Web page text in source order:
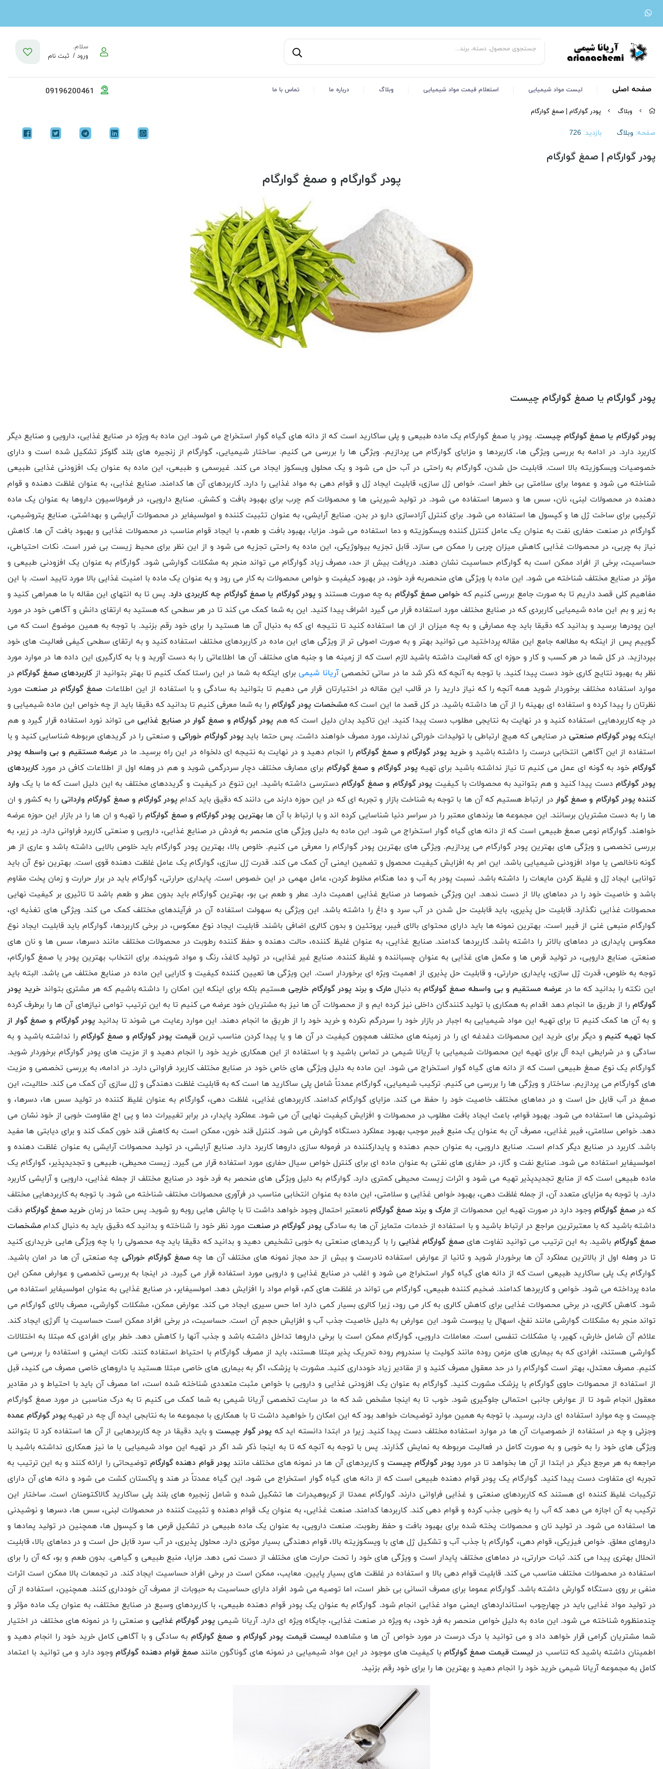
سلام.
ورود / ثبت نام
صفحه اصلی لیست مواد شیمیایی استعلام قیمت مواد شیمیایی وبلاگ درباره ما تماس با ما
وبلاگ پودر گوارگام | صمغ گوارگام
صفحه: وبلاگ بازدید: 726
پودر گوارگام | صمغ گوارگام
پودر گوارگام و صمغ گوارگام
پودر گوارگام یا صمغ گوارگام چیست
پودر گوارگام یا صمغ گوارگام چیست. پودر یا صمغ گوارگام یک ماده طبیعی و پلی ساکارید است که از دانه های گیاه گوار استخراج می شود. این ماده به ویژه در صنایع غذایی، دارویی و صنایع دیگر
کاربرد دارد. در ادامه به بررسی ویژگی ها، کاربردها و مزایای گوارگام می پردازیم. ویژگی ها را بررسی می کنیم. ساختار شیمیایی، گوارگام از زنجیره های بلند گلوکز تشکیل شده است و دارای
خصوصیات ویسکوزیته بالا است. قابلیت حل شدن، گوارگام به راحتی در آب حل می شود و یک محلول ویسکوز ایجاد می کند. غیرسمی و طبیعی، این ماده به عنوان یک افزودنی غذایی طبیعی
شناخته می شود و عموما برای سلامتی بی خطر است. خواص ژل سازی، قابلیت ایجاد ژل و قوام دهی به مواد غذایی را دارد. کاربردهای آن ها کدامند. صنایع غذایی، به عنوان غلظت دهنده و قوام
دهنده در محصولات لبنی، نان، سس ها و دسرها استفاده می شود. در تولید شیرینی ها و محصولات کم چرب برای بهبود بافت و کشش. صنایع دارویی، در فرمولاسیون داروها به عنوان یک ماده
ترکیبی برای ساخت ژل ها و کپسول ها استفاده می شود. برای کنترل آزادسازی دارو در بدن. صنایع آرایشی، به عنوان تثبیت کننده و امولسیفایر در محصولات آرایشی و بهداشتی. صنایع پتروشیمی،
گوارگام در صنعت حفاری نفت به عنوان یک عامل کنترل کننده ویسکوزیته و دما استفاده می شود. مزایا، بهبود بافت و طعم، با ایجاد قوام مناسب در محصولات غذایی و بهبود بافت آن ها. کاهش
نیاز به چربی، در محصولات غذایی کاهش میزان چربی را ممکن می سازد. قابل تجزیه بیولوژیکی، این ماده به راحتی تجزیه می شود و از این نظر برای محیط زیست بی ضرر است. نکات احتیاطی،
حساسیت، برخی از افراد ممکن است به گوارگام حساسیت نشان دهند. دریافت بیش از حد، مصرف زیاد گوارگام می تواند منجر به مشکلات گوارشی شود. گوارگام به عنوان یک افزودنی طبیعی و
مؤثر در صنایع مختلف شناخته می شود. این ماده با ویژگی های منحصربه فرد خود، در بهبود کیفیت و خواص محصولات به کار می رود و به عنوان یک ماده با امنیت غذایی بالا مورد تایید است. با این
مفاهیم کلی قصد داریم تا به صورت جامع بررسی کنیم که خواص صمغ گوارگام به چه صورت هستند و پودر گوارگام یا صمغ گوارگام چه کاربردی دارد. پس تا به انتهای این مقاله با ما همراهی کنید و
به زیر و بم این ماده شیمیایی کاربردی که در صنایع مختلف مورد استفاده قرار می گیرد اشراف پیدا کنید. این به شما کمک می کند تا در هر سطحی که هستید به ارتقای دانش و آگاهی خود در مورد
این پودرها برسید و بدانید که دقیقا باید چه مصارفی و به چه میزان از ان ها استفاده کنید تا نتیجه ای که به دنبال آن ها هستید را برای خود رقم بزنید. با توجه به همین موضوع است که می
گوییم پس از اینکه به مطالعه جامع این مقاله پرداختید می توانید بهتر و به صورت اصولی تر از ویژگی های این ماده در کاربردهای مختلف استفاده کنید و به ارتقای سطحی کیفی فعالیت های خود
بپردازید. در کل شما در هر کسب و کار و حوزه ای که فعالیت داشته باشید لازم است که از زمینه ها و جنبه های مختلف آن ها اطلاعاتی را به دست آورید و با به کارگیری این داده ها در موارد مورد
نظر به بهبود نتایج کاری خود دست پیدا کنید. با توجه به آنچه که ذکر شد ما در ساتی تخصصی آریانا شیمی برای اینکه به شما در این راستا کمک کنیم تا بهتر بتوانید از کاربردهای صمغ گوارگام در
موارد استفاده مختلف برخوردار شوید همه آنچه را که نیاز دارید را در قالب این مقاله در اختیارتان قرار می دهیم تا بتوانید به سادگی و با استفاده از این اطلاعات صمغ گوارگام در صنعت مورد
نظرتان را پیدا کرده و استفاده ای بهینه را از آن ها داشته باشید. در کل قصد ما این است که مشخصات پودر گوارگام را به شما معرفی کنیم تا بدانید که دقیقا باید از چه خواص این ماده شیمیایی و
در چه کاربردهایی استفاده کنید و در نهایت به نتایجی مطلوب دست پیدا کنید. این تاکید بدان دلیل است که هم پودر گوارگام و صمغ گوار در صنایع غذایی می تواند نورد استفاده قرار گیرد و هم
اینکه پودر گوارگام صنعتی در صنایعی که هیچ ارتباطی با تولیدات خوراکی ندارند، مورد مصرف خواهند داشت. پس حتما بایدپودر گوارگام خوراکی و صنعتی را در گریدهای مربوطه شناسایی کنید و با
استفاده از این آگاهی انتخابی درست را داشته باشید و خرید پودر گوارگام و صمغ گوارگام را انجام دهید و در نهایت به نتیجه ای دلخواه در این راه برسید. ما در عرضه مستقیم و بی واسطه پودر
گوارگام خود به گونه ای عمل می کنیم تا نیاز نداشته باشید برای تهیه پودر گوارگام و صمغ گوارگام برای مصارف مختلف دچار سردرگمی شوید و هم در وهله اول از اطلاعات کافی در مورد کاربردهای
پودر گوارگام دست پیدا کنید و هم بتوانید به محصولات با کیفیت پودر گوارگام و صمغ گوارگام دسترسی داشته باشید. این تنوع در کیفیت و گریددهای مختلف به این دلیل است که ما با یک وارد
کننده پودر گوارگام و صمغ گواردر ارتباط هستیم که آن ها با توجه به شناخت بازار و تجربه ای که در این حوزه دارند می دانند که دقیق باید کدام پودر گوارگام و صمغ گوارگام وارداتی را به کشور و ان
ها را به دست مشتریان برسانند. این مجموعه ها برندهای معتبر را در سراسر دنیا شناسایی کرده اند و با ارتباط با آن هابهترین پودر گوارگام و صمغ گوارگام را تهیه و ان ها را در بازار این حوزه عرضه
خواهند. گوارگام نوعی صمغ طبیعی است که از دانه های گیاه گوار استخراج می شود. این ماده به دلیل ویژگی های منحصر به فردش در صنایع غذایی، دارویی و صنعتی کاربرد فراوانی دارد. در زیر، به
بررسی تخصصی و ویژگی های بهترین پودر گوارگام می پردازیم. ویژگی های بهترین پودر گوارگام را معرفی می کنیم. خلوص بالا، بهترین پودر گوارگام باید خلوص بالایی داشته باشد و عاری از هر
گونه ناخالصی یا مواد افزودنی شیمیایی باشد. این امر به افزایش کیفیت محصول و تضمین ایمنی آن کمک می کند. قدرت ژل سازی، گوارگام یک عامل غلظت دهنده قوی است. بهترین نوع آن باید
توانایی ایجاد ژل و غلیظ کردن مایعات را داشته باشد. نسبت پودر به آب و دما هنگام مخلوط کردن، عامل مهمی در این خصوص است. پایداری حرارتی، گوارگام باید در برار حرارت و زمان پخت مقاوم
باشد و خاصیت خود را در دماهای بالا از دست ندهد. این ویژگی خصوصا در صنایع غذایی اهمیت دارد. عطر و طعم بی بو، بهترین گوارگام باید بدون عطر و طعم باشد تا تاثیری بر کیفیت نهایی
محصولات غذایی نگذارد. قابلیت حل پذیری، باید قابلیت حل شدن در آب سرد و داغ را داشته باشد. این ویژگی به سهولت استفاده آن در فرآیندهای مختلف کمک می کند. ویژگی های تغذیه ای،
گوارگام منبعی غنی از فیبر است. بهترین نمونه ها باید دارای محتوای بالای فیبر، پروتئین و بدون کالری اضافی باشند. قابلیت ایجاد نوع معکوس، در برخی کاربردها، گوارگام باید قابلیت ایجاد نوع
معکوس پایداری در دماهای بالاتر را داشته باشد. کاربردها کدامند. صنایع غذایی، به عنوان غلیظ کننده، حالت دهنده و حفظ کننده رطوبت در محصولات مختلف مانند دسرها، سس ها و نان های
صنعتی. صنایع دارویی، در تولید قرص ها و مکمل های غذایی به عنوان چسباننده و غلیظ کننده. صنایع غیر غذایی، در تولید کاغذ، رنگ و مواد شوینده. برای انتخاب بهترین پودر یا صمغ گوارگام،
توجه به خلوص، قدرت ژل سازی، پایداری حرارتی، و قابلیت حل پذیری از اهمیت ویژه ای برخوردار است. این ویژگی ها تعیین کننده کیفیت و کارایی این ماده در صنایع مختلف می باشد. البته باید
این نکته را بدانید که ما در عرضه مستقیم و بی واسطه صمغ گوارگام به دنبال مارک و برند پودر گوارگام خارجی هستیم بلکه برای اینکه این امکان را داشته باشیم که هر مشتری بتواند خرید پودر
گوارگام را از طریق ما انجام دهد اقدام به همکاری با تولید کنندگان داخلی نیز کرده ایم و از محصولات آن ها نیز به مشتریان خود عرضه می کنیم تا به این ترتیب توامی نیازهای آن ها را برطرف کرده
و به آن ها کمک کنیم تا برای تهیه این مواد شیمیایی به اجبار در بازار خود را سردرگم نکرده و خرید خود را از طریق ما انجام دهند. این موارد رعایت می شوند تا بدانید پودر گوارگام و صمغ گوار از
کجا تهیه کنیم و دیگر برای خرید این محصولات دغدغه ای را در زمینه های مختلف همچون کیفیت در آن ها و یا پیدا کردن مناسب ترین قیمت پودر گوارگام و صمغ گوارگام را نداشته باشید و به
سادگی و در شرایطی ایده آل برای تهیه این محصولات شیمیایی با آریانا شیمی در تماس باشید و با استفاده از این همکاری خرید خود را انجام دهید و از مزیت های پودر گوارگام برخوردار شوید.
گوارگام یک نوع صمغ طبیعی است که از دانه های گیاه گوار استخراج می شود. این ماده به دلیل ویژگی های خاص خود در صنایع مختلف کاربرد فراوانی دارد. در ادامه، به بررسی تخصصی و مزیت
های گوارگام می پردازیم. ساختار و ویژگی ها را بررسی می کنیم. ترکیب شیمیایی، گوارگام عمدتاً شامل پلی ساکارید ها است که به قابلیت غلظت دهندگی و ژل سازی آن کمک می کند. حلالیت، این
صمغ در آب قابل حل است و در دماهای مختلف خاصیت خود را حفظ می کند. مزایای گوارگام کدامند. کاربردهای غذایی، غلظت دهی، گوارگام به عنوان غلیظ کننده در تولید سس ها، دسرها، و
نوشیدنی ها استفاده می شود. بهبود قوام، باعث ایجاد بافت مطلوب در محصولات و افزایش کیفیت نهایی آن می شود. عملکرد پایدار، در برابر تغییرات دما و پی اچ مقاومت خوبی از خود نشان می
دهد. خواص سلامتی، فیبر غذایی، مصرف آن به عنوان یک منبع فیبر موجب بهبود عملکرد دستگاه گوارش می شود. کنترل قند خون، ممکن است به کاهش قند خون کمک کند و برای دیابتی ها مفید
باشد. کاربرد در صنایع دیگر کدام است. صنایع دارویی، به عنوان حجم دهنده و پایدارکننده در فرموله سازی داروها کاربرد دارد. صنایع آرایشی، در تولید محصولات آرایشی به عنوان غلظت دهنده و
امولسیفایر استفاده می شود. صنایع نفت و گاز، در حفاری های نفتی به عنوان ماده ای برای کنترل خواص سیال حفاری مورد استفاده قرار می گیرد. زیست محیطی، طبیعی و تجدیدپذیر، گوارگام یک
ماده طبیعی است که از منابع تجدیدپذیر تهیه می شود و اثرات زیست محیطی کمتری دارد. گوارگام به دلیل ویژگی های منحصر به فرد خود در صنایع مختلف از جمله غذایی، دارویی و آرایشی کاربرد
دارد. با توجه به مزایای متعدد آن، از جمله غلظت دهی، بهبود خواص غذایی و سلامتی، این ماده به عنوان انتخابی مناسب در فرآوری محصولات مختلف شناخته می شود. با توجه به کاربردهایی مختلف
که درصمغ گوارگام وجود دارد در صورت تهیه این محصولات از مارک و برند صمغ گوارگام نامعتبر احتمال وجود خواهد داشت تا با چالش هایی روبه رو شوید. پس حتما در زمان خرید صمغ گوارگام دقت
داشته باشید که با معتبرترین مراجع در ارتباط باشید و با استفاده از خدمات متمایز آن ها به سادگی پودر گوارگام در صنعت مورد نظر خود را شناخته و بدانید که دقیق باید به دنبال کدام مشخصات
صمغ گوارگام باشید. به این ترتیب می توانید تفاوت هایصمغ گوارگام غذایی را با گریدهای صنعتی به خوبی تشخیص دهید و بدانید که دقیقا باید چه محصولی را با چه ویژگی هایی خریداری کنید
تا در وهله اول از بالاترین عملکرد آن ها برخوردار شوید و ثانیا از عوارض استفاده نادرست و بیش از حد مجاز نمونه های مختلف آن ها چه صمغ گوارگام خوراکی چه صنعتی آن ها در امان باشید.
گوارگام یک پلی ساکارید طبیعی است که از دانه های گیاه گوار استخراج می شود و اغلب در صنایع غذایی و دارویی مورد استفاده قرار می گیرد. در اینجا به بررسی تخصصی و عوارض ممکن این
ماده پرداخته می شود. خواص و کاربردها کدامند. ضخیم کننده طبیعی، گوارگام می تواند در غلظت های کم، قوام مواد را افزایش دهد. امولسیفایر، در صنایع غذایی به عنوان امولسیفایر استفاده می
شود. کاهش کالری، در برخی محصولات غذایی برای کاهش کالری به کار می رود، زیرا کالری بسیار کمی دارد اما حس سیری ایجاد می کند. عوارض ممکن، مشکلات گوارشی، مصرف بالای گوارگام می
تواند منجر به مشکلات گوارشی مانند نفخ، اسهال یا یبوست شود. این عوارض به دلیل خاصیت جذب آب و افزایش حجم آن است. حساسیت، در برخی افراد ممکن است حساسیت یا آلرژی ایجاد کند.
علائم آن شامل خارش، کهیر، یا مشکلات تنفسی است. معاملات دارویی، گوارگام ممکن است با برخی داروها تداخل داشته باشد و جذب آنها را کاهش دهد. خطر برای افرادی که مبتلا به اختلالات
گوارشی هستند، افرادی که به بیماری های مزمن روده مانند کولیت یا سندروم روده تحریک پذیر مبتلا هستند، باید از مصرف گوارگام با احتیاط استفاده کنند. نکات ایمنی و استفاده را بررسی می
کنیم. مصرف معتدل، بهتر است گوارگام را در حد معقول مصرف کنید و از مقادیر زیاد خودداری کنید. مشورت با پزشک، اگر به بیماری های خاصی مبتلا هستید یا داروهای خاصی مصرف می کنید، قبل
از استفاده از محصولات حاوی گوارگام با پزشک مشورت کنید. گوارگام به عنوان یک افزودنی غذایی و دارویی با خواص مثبت متعددی شناخته شده است، اما مصرف آن باید با احتیاط و در مقادیر
معقول انجام شود تا از عوارض جانبی احتمالی جلوگیری شود. خوب تا به اینجا مشخص شد که ما در سایت تخصصی آریانا شیمی به شما کمک می کنیم تا به درک مناسبی در مورد صمغ گوارگام
چیست و چه موارد استفاده ای دارد، برسید. با توجه به همین موارد توضیحات خواهد بود که این امکان را خواهید داشت تا با همکاری با مجموعه ما به نتابجی ایده آل چه در تهیه پودر گوارگام عمده
وجزئی و چه در استفاده از خصوصیات آن ها در موارد استفاده مختلف دست پیدا کنید. زیرا در ابتدا دانسته اید که پودر گوار چیست و باید دقیقا در چه کاربردهایی از آن ها استفاده کرد تا بتوانند
ویژگی های خود را به خوبی و به صورت کامل در فعالیت مربوطه به نمایش گذارند. پس با توجه به آنچه که تا به اینجا ذکر شد اگر در تهیه این مواد شیمیایی با ما نیز همکاری نداشته باشید با
مراجعه به هر مرجع دیگر در ابتدا از آن ها بخواهد تا در موردپودر گوارگام چیست و کاربردهای آن ها در نمونه های مختلف مانند پودر قوام دهنده گوارگام توضیحاتی را ارائه کنند و به این ترتیب به
تجربه ای متفاوت دست پیدا کنید. گوارگام یک پودر قوام دهنده طبیعی است که از دانه های گیاه گوار استخراج می شود. این گیاه عمدتاً در هند و پاکستان کشت می شود و دانه های آن دارای
ترکیبات غلیظ کننده ای هستند که کاربردهای صنعتی و غذایی فراوانی دارند. گوارگام عمدتا از کربوهیدرات ها تشکیل شده و شامل زنجیره های بلند پلی ساکارید گالاکتومنان است. ساختار این
ترکیب به آن اجازه می دهد که آب را به خوبی جذب کرده و قوام دهی کند. کاربردها کدامند. صنعت غذایی، به عنوان یک قوام دهنده و تثبیت کننده در محصولات لبنی، سس ها، دسرها و نوشیدنی
ها استفاده می شود. در تولید نان و محصولات پخته شده برای بهبود بافت و حفظ رطوبت. صنعت دارویی، به عنوان یک ماده طبیعی در تشکیل قرص ها و کپسول ها، همچنین در تولید پمادها و
داروهای معلق. خواص فیزیکی، قوام دهی، گوارگام با جذب آب و تشکیل ژل های با ویسکوزیته بالا، قوام دهندگی بسیار موثری دارد. محلول پذیری، در آب سرد قابل حل است و در دماهای بالا، قابلیت
انحلال بهتری پیدا می کند. ثبات حرارتی، در دماهای مختلف پایدار است و ویژگی های خود را تحت حرارت های مختلف از دست نمی دهد. مزایا، منبع طبیعی و گیاهی. بدون طعم و بو، که آن را برای
استفاده در محصولات مختلف مناسب می کند. قابلیت قوام دهی بالا و استفاده در غلظت های بسیار پایین. معایب، ممکن است در برخی افراد حساسیت ایجاد کند. در تجمعات بالا ممکن است اثرات
منفی بر روی دستگاه گوارش داشته باشد. گوارگام عموما برای مصرف انسانی بی خطر است، اما توصیه می شود افراد دارای حساسیت به حبوبات از مصرف آن خودداری کنند. همچنین، استفاده از آن
در تولید مواد غذایی باید در چهارچوب استانداردهای ایمنی مواد غذایی انجام شود. گوارگام به عنوان یک پودر قوام دهنده طبیعی، با کاربردهای وسیع در صنایع مختلف، به عنوان یک ماده مؤثر و
چندمنظوره شناخته می شود. این ماده به دلیل خواص منحصر به فرد خود، به ویژه در صنعت غذایی، جایگاه ویژه ای دارد. آریانا شیمی پودر گوارگام غذایی و صنعتی را در نمونه های مختلف در اختیار
شما مشتریان گرامی قرار خواهد داد و می توانید با درک درست در مورد خواص آن ها و مشاهده لیست قیمت پودر گوارگام و صمغ گوارگام به سادگی و با آگاهی کامل خرید خود را انجام دهید و
اطمینان داشته باشید که تناسب در لیست قیمت صمغ گوارگام با کیفیت های موجود در این مواد شیمیایی در نمونه های گوناگون مانند صمغ قوام دهنده گوارگام وجود دارد و می توانید با اعتماد
کامل به مجموعه آریانا شیمی خرید خود را انجام دهید و بهترین ها را برای خود رقم بزنید.